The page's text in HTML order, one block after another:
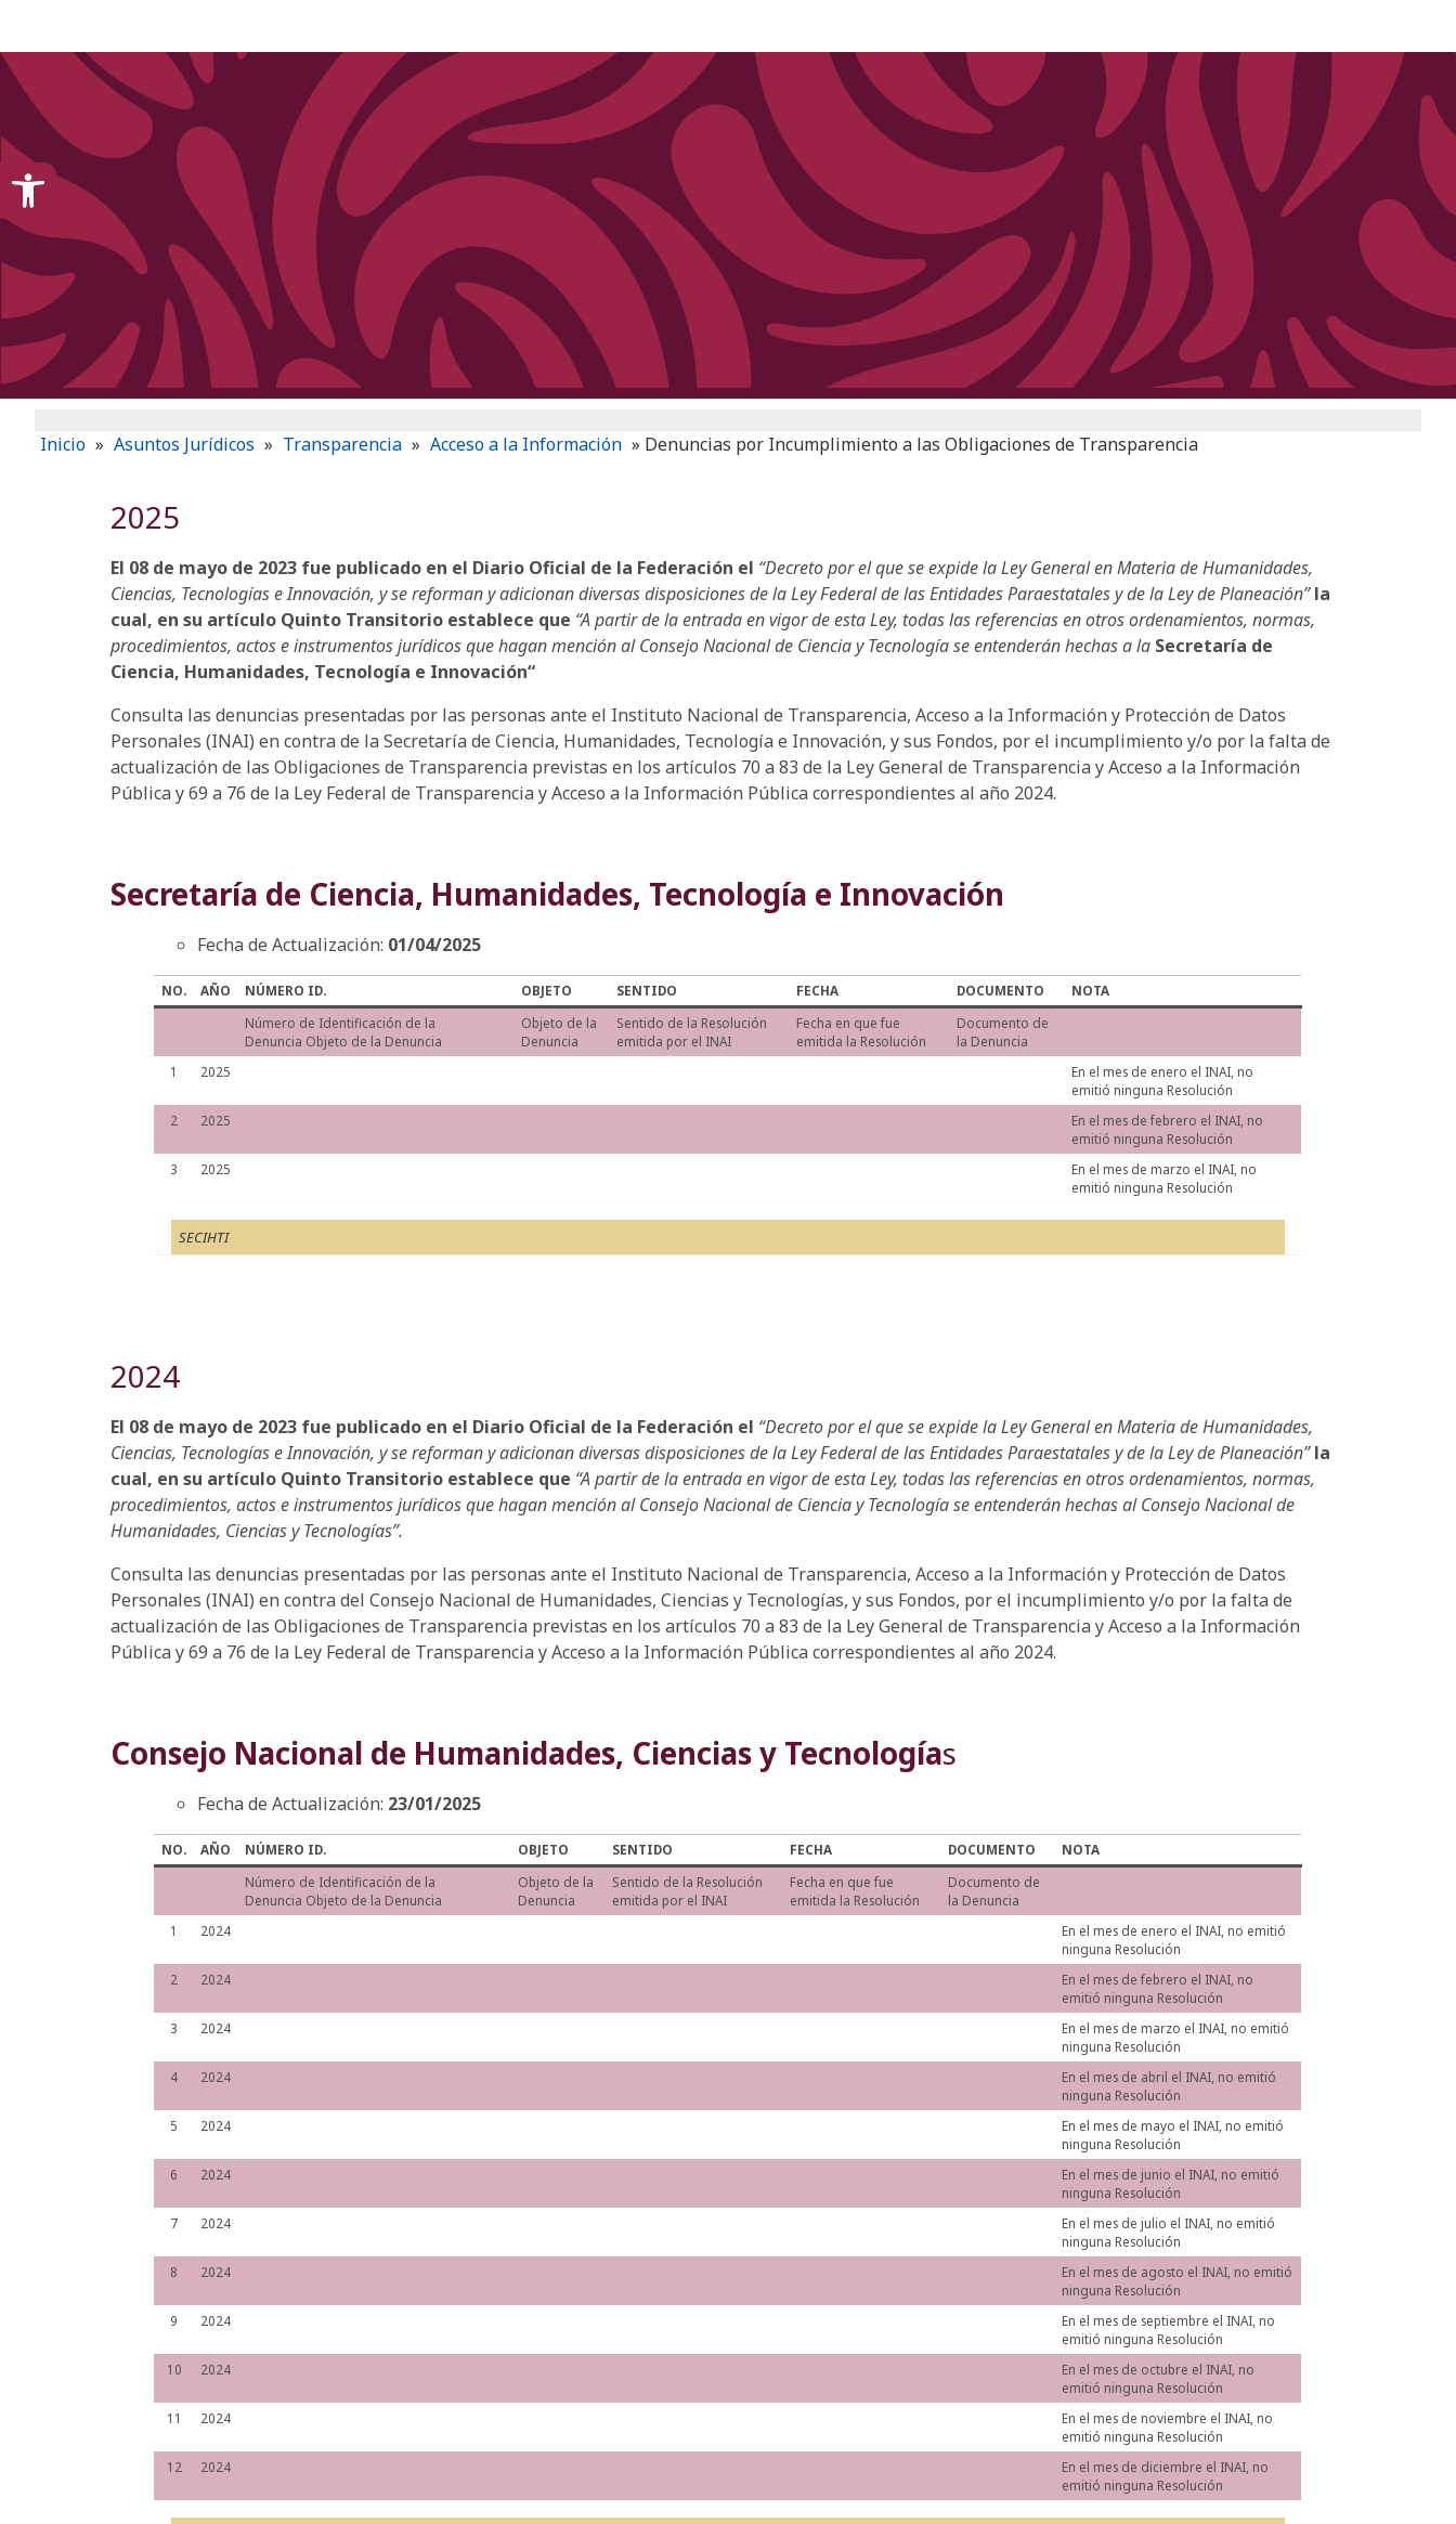
Inicio » Asuntos Jurídicos » Transparencia » Acceso a la Información » Denuncias por Incumplimiento a las Obligaciones de Transparencia
2025
El 08 de mayo de 2023 fue publicado en el Diario Oficial de la Federación el “Decreto por el que se expide la Ley General en Materia de Humanidades,
Ciencias, Tecnologías e Innovación, y se reforman y adicionan diversas disposiciones de la Ley Federal de las Entidades Paraestatales y de la Ley de Planeación”la
cual, en su artículo Quinto Transitorio establece que “A partir de la entrada en vigor de esta Ley, todas las referencias en otros ordenamientos, normas,
procedimientos, actos e instrumentos jurídicos que hagan mención al Consejo Nacional de Ciencia y Tecnología se entenderán hechas a la Secretaría de
Ciencia, Humanidades, Tecnología e Innovación“
Consulta las denuncias presentadas por las personas ante el Instituto Nacional de Transparencia, Acceso a la Información y Protección de Datos
Personales (INAI) en contra de la Secretaría de Ciencia, Humanidades, Tecnología e Innovación, y sus Fondos, por el incumplimiento y/o por la falta de
actualización de las Obligaciones de Transparencia previstas en los artículos 70 a 83 de la Ley General de Transparencia y Acceso a la Información
Pública y 69 a 76 de la Ley Federal de Transparencia y Acceso a la Información Pública correspondientes al año 2024.
Secretaría de Ciencia, Humanidades, Tecnología e Innovación
Fecha de Actualización: 01/04/2025
NO. AÑO NÚMERO ID. OBJETO SENTIDO FECHA DOCUMENTO
NOTA
Número de Identificación de la
Denuncia Objeto de la Denuncia
Objeto de la
Denuncia
Sentido de la Resolución
emitida por el INAI
Fecha en que fue
emitida la Resolución
Documento de
la Denuncia
1
2025
En el mes de enero el INAI, no
emitió ninguna Resolución
2
2025
En el mes de febrero el INAI, no
emitió ninguna Resolución
3
2025
En el mes de marzo el INAI, no
emitió ninguna Resolución
SECIHTI
2024
El 08 de mayo de 2023 fue publicado en el Diario Oficial de la Federación el “Decreto por el que se expide la Ley General en Materia de Humanidades,
Ciencias, Tecnologías e Innovación, y se reforman y adicionan diversas disposiciones de la Ley Federal de las Entidades Paraestatales y de la Ley de Planeación”la
cual, en su artículo Quinto Transitorio establece que “A partir de la entrada en vigor de esta Ley, todas las referencias en otros ordenamientos, normas,
procedimientos, actos e instrumentos jurídicos que hagan mención al Consejo Nacional de Ciencia y Tecnología se entenderán hechas al Consejo Nacional de
Humanidades, Ciencias y Tecnologías”.
Consulta las denuncias presentadas por las personas ante el Instituto Nacional de Transparencia, Acceso a la Información y Protección de Datos
Personales (INAI) en contra del Consejo Nacional de Humanidades, Ciencias y Tecnologías, y sus Fondos, por el incumplimiento y/o por la falta de
actualización de las Obligaciones de Transparencia previstas en los artículos 70 a 83 de la Ley General de Transparencia y Acceso a la Información
Pública y 69 a 76 de la Ley Federal de Transparencia y Acceso a la Información Pública correspondientes al año 2024.
Consejo Nacional de Humanidades, Ciencias y Tecnologías
Fecha de Actualización: 23/01/2025
NO. AÑO NÚMERO ID. OBJETO SENTIDO FECHA DOCUMENTO
NOTA
Número de Identificación de la
Denuncia Objeto de la Denuncia
Objeto de la
Denuncia
Sentido de la Resolución
emitida por el INAI
Fecha en que fue
emitida la Resolución
Documento de
la Denuncia
1
2024
En el mes de enero el INAI, no emitió
ninguna Resolución
2
2024
En el mes de febrero el INAI, no
emitió ninguna Resolución
3
2024
En el mes de marzo el INAI, no emitió
ninguna Resolución
4
2024
En el mes de abril el INAI, no emitió
ninguna Resolución
5
2024
En el mes de mayo el INAI, no emitió
ninguna Resolución
6
2024
En el mes de junio el INAI, no emitió
ninguna Resolución
7
2024
En el mes de julio el INAI, no emitió
ninguna Resolución
8
2024
En el mes de agosto el INAI, no emitió
ninguna Resolución
9
2024
En el mes de septiembre el INAI, no
emitió ninguna Resolución
10
2024
En el mes de octubre el INAI, no
emitió ninguna Resolución
11
2024
En el mes de noviembre el INAI, no
emitió ninguna Resolución
12
2024
En el mes de diciembre el INAI, no
emitió ninguna Resolución
Open toolbar